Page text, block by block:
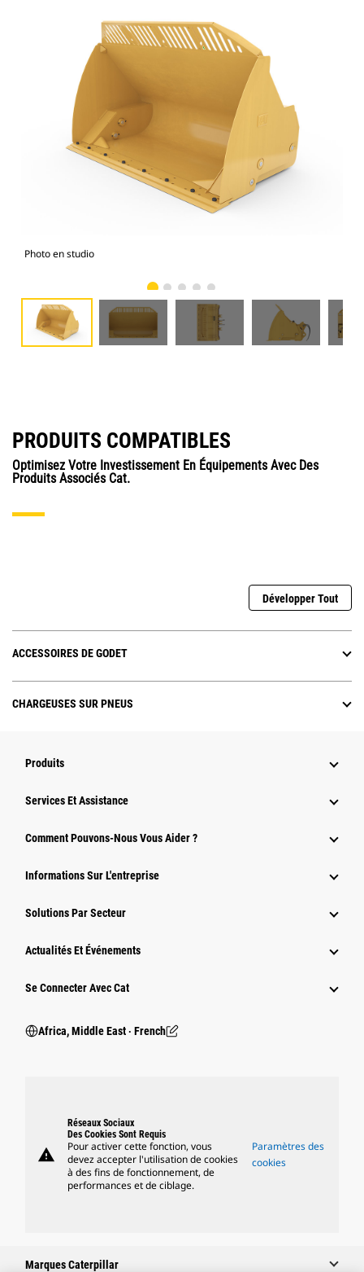
Photo en studio
PRODUITS COMPATIBLES
Optimisez Votre Investissement En Équipements Avec Des
Produits Associés Cat.
Développer Tout
ACCESSOIRES DE GODET
CHARGEUSES SUR PNEUS
Produits
Services Et Assistance
Comment Pouvons-Nous Vous Aider ?
Informations Sur L'entreprise
Solutions Par Secteur
Actualités Et Événements
Se Connecter Avec Cat
Africa, Middle East ‧ French
warning
Réseaux Sociaux
Des Cookies Sont Requis
Pour activer cette fonction, vous
devez accepter l'utilisation de cookies
à des fins de fonctionnement, de
performances et de ciblage.
Paramètres des
cookies
Marques Caterpillar